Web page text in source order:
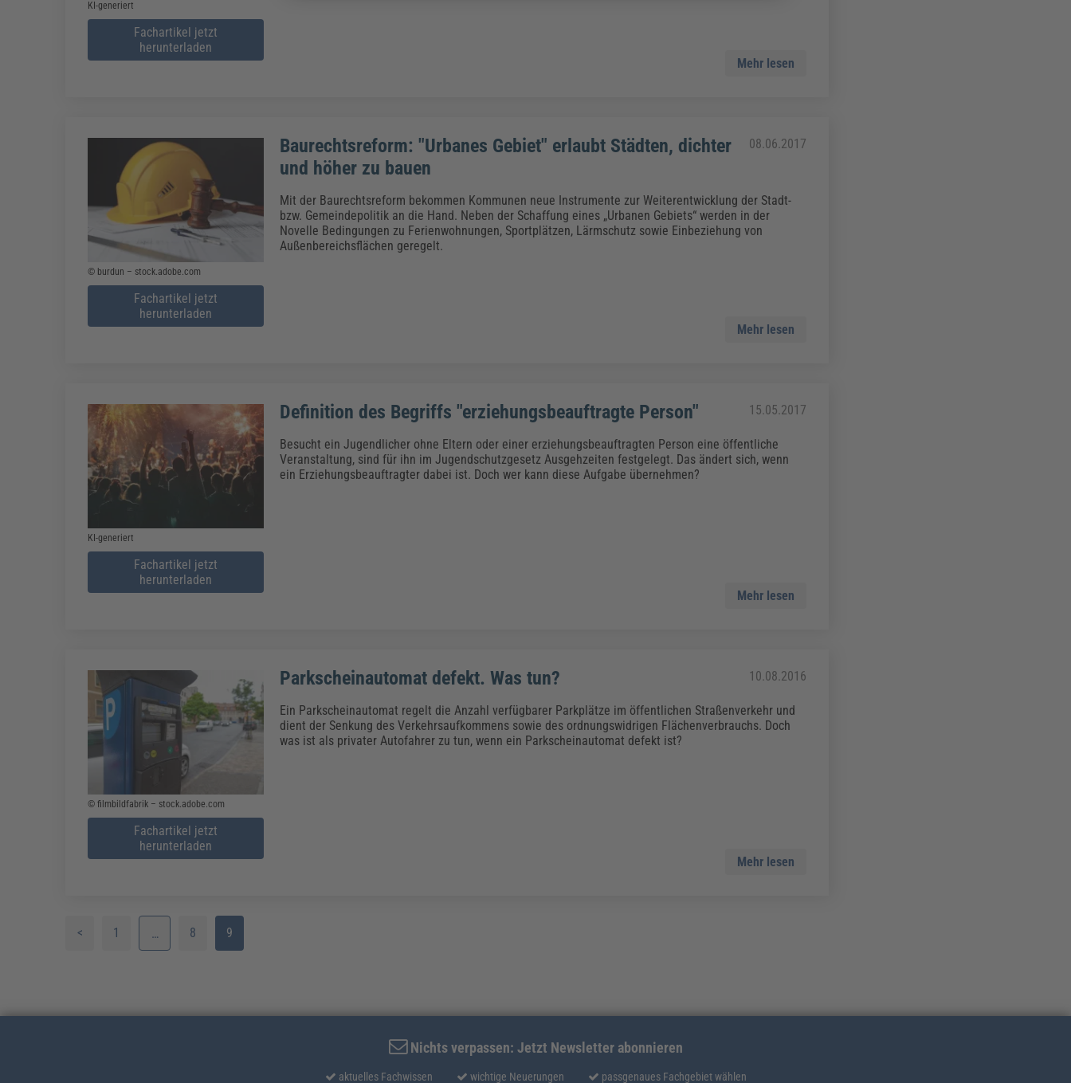
KI-generiert
Fachartikel jetzt
herunterladen
Mehr lesen
© burdun – stock.adobe.com
Fachartikel jetzt
herunterladen
Baurechtsreform: "Urbanes Gebiet" erlaubt Städten, dichter
und höher zu bauen
08.06.2017
Mit der Baurechtsreform bekommen Kommunen neue Instrumente zur Weiterentwicklung der Stadt-
bzw. Gemeindepolitik an die Hand. Neben der Schaffung eines „Urbanen Gebiets“ werden in der
Novelle Bedingungen zu Ferienwohnungen, Sportplätzen, Lärmschutz sowie Einbeziehung von
Außenbereichsflächen geregelt.
Mehr lesen
KI-generiert
Fachartikel jetzt
herunterladen
Definition des Begriffs "erziehungsbeauftragte Person" 15.05.2017
Besucht ein Jugendlicher ohne Eltern oder einer erziehungsbeauftragten Person eine öffentliche
Veranstaltung, sind für ihn im Jugendschutzgesetz Ausgehzeiten festgelegt. Das ändert sich, wenn
ein Erziehungsbeauftragter dabei ist. Doch wer kann diese Aufgabe übernehmen?
Mehr lesen
© filmbildfabrik – stock.adobe.com
Fachartikel jetzt
herunterladen
Parkscheinautomat defekt. Was tun? 10.08.2016
Ein Parkscheinautomat regelt die Anzahl verfügbarer Parkplätze im öffentlichen Straßenverkehr und
dient der Senkung des Verkehrsaufkommens sowie des ordnungswidrigen Flächenverbrauchs. Doch
was ist als privater Autofahrer zu tun, wenn ein Parkscheinautomat defekt ist?
Mehr lesen
< 1 … 8 9
Nichts verpassen: Jetzt Newsletter abonnieren
aktuelles Fachwissen wichtige Neuerungen passgenaues Fachgebiet wählen